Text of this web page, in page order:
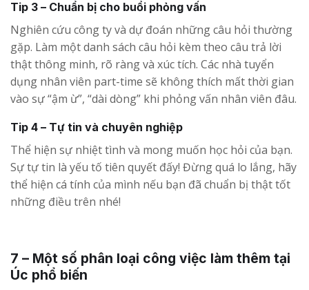
Tip 3 – Chuẩn bị cho buổi phỏng vấn
Nghiên cứu công ty và dự đoán những câu hỏi thường
gặp. Làm một danh sách câu hỏi kèm theo câu trả lời
thật thông minh, rõ ràng và xúc tích. Các nhà tuyển
dụng nhân viên part-time sẽ không thích mất thời gian
vào sự “ậm ừ”, “dài dòng” khi phỏng vấn nhân viên đâu.
Tip 4 – Tự tin và chuyên nghiệp
Thể hiện sự nhiệt tình và mong muốn học hỏi của bạn.
Sự tự tin là yếu tố tiên quyết đấy! Đừng quá lo lắng, hãy
thể hiện cá tính của mình nếu bạn đã chuẩn bị thật tốt
những điều trên nhé!
7 – Một số phân loại công việc làm thêm tại
Úc phổ biến